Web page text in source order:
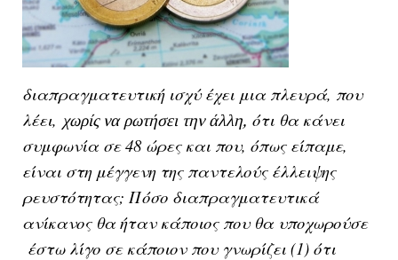
διαπραγματευτική ισχύ έχει μια πλευρά, που
λέει, χωρίς να ρωτήσει την άλλη, ότι θα κάνει
συμφωνία σε 48 ώρες και που, όπως είπαμε,
είναι στη μέγγενη της παντελούς έλλειψης
ρευστότητας; Πόσο διαπραγματευτικά
ανίκανος θα ήταν κάποιος που θα υποχωρούσε
έστω λίγο σε κάποιον που γνωρίζει (1) ότι